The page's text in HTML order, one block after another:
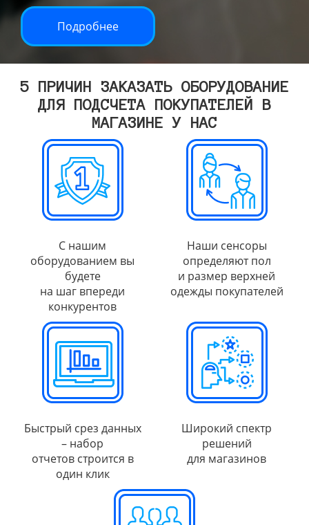
Подробнее
5 ПРИЧИН ЗАКАЗАТЬ ОБОРУДОВАНИЕ
ДЛЯ ПОДСЧЕТА ПОКУПАТЕЛЕЙ В
МАГАЗИНЕ У НАС
С нашим
оборудованием вы
будете
на шаг впереди
конкурентов
Наши сенсоры
определяют пол
и размер верхней
одежды покупателей
Быстрый срез данных
– набор
отчетов строится в
один клик
Широкий спектр
решений
для магазинов